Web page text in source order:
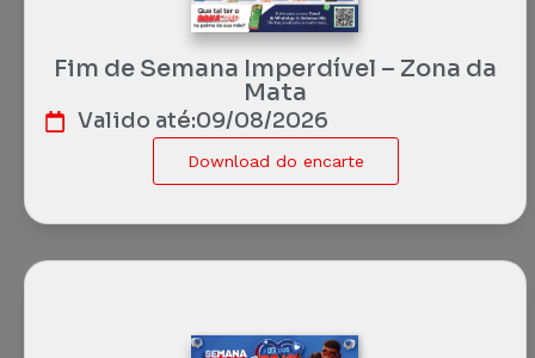
Fim de Semana Imperdível – Zona da
Mata
Valido até:09/08/2026
Download do encarte